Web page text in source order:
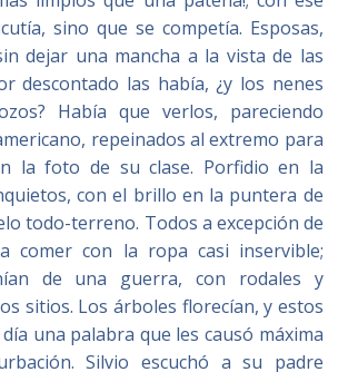
sino que se competía. Esposas,
dejar una mancha a la vista de las
descontado las había, ¿y los nenes
Había que verlos, pareciendo
repeinados al extremo para
la foto de su clase. Porfidio en la
con el brillo en la puntera de
todo-terreno. Todos a excepción de
comer con la ropa casi inservible;
de una guerra, con rodales y
sitios. Los árboles florecían, y estos
una palabra que les causó máxima
Silvio escuchó a su padre